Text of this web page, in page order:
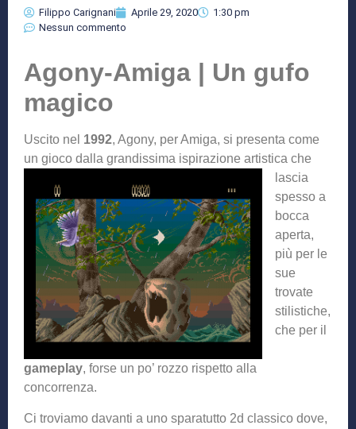
Filippo Carignani Aprile 29, 2020
1:30 pm
Nessun commento
Agony-Amiga | Un gufo
magico
Uscito nel 1992, Agony, per Amiga, si presenta come
un gioco dalla grandissima ispirazione artistica che
lascia
spesso a
bocca
aperta,
più per le
sue
trovate
stilistiche,
che per il
gameplay, forse un po’ rozzo rispetto alla
concorrenza.
Ci troviamo davanti a uno sparatutto 2d classico dove,